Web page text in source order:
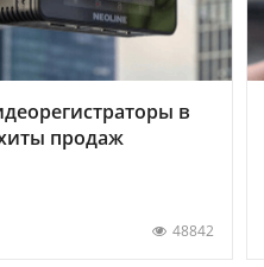
в
продаж
48842